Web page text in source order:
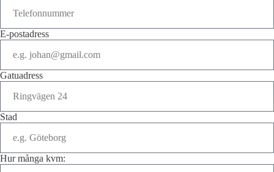
E-postadress
Gatuadress
Stad
Hur många kvm: